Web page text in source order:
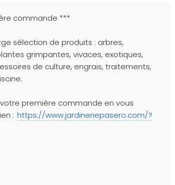
commande ***
sélection de produits : arbres,
grimpantes, vivaces, exotiques,
de culture, engrais, traitements,
première commande en vous
: https://www.jardineriepasero.com/?